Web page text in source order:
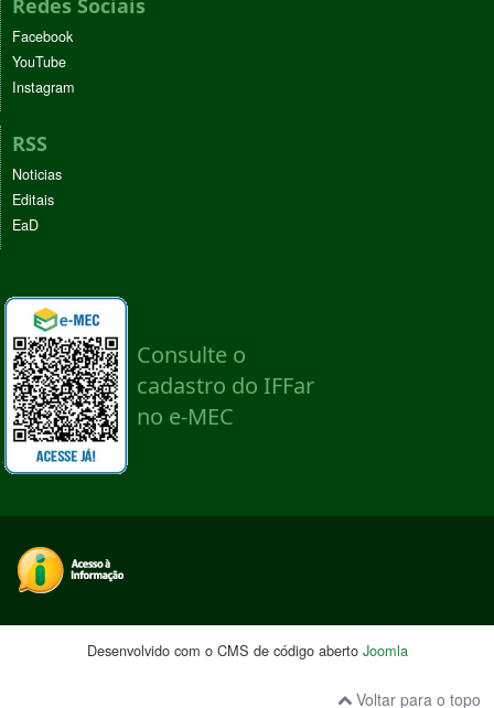
Redes Sociais
Facebook
YouTube
Instagram
RSS
Noticias
Editais
EaD
Desenvolvido com o CMS de código aberto Joomla
Voltar para o topo